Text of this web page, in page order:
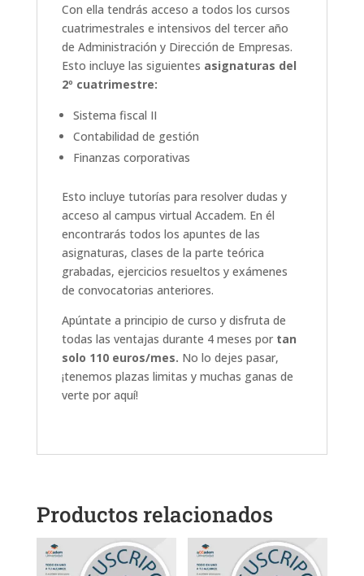
Con ella tendrás acceso a todos los cursos
cuatrimestrales e intensivos del tercer año
de Administración y Dirección de Empresas.
Esto incluye las siguientes asignaturas del
2º cuatrimestre:
Sistema fiscal II
Contabilidad de gestión
Finanzas corporativas
Esto incluye tutorías para resolver dudas y
acceso al campus virtual Accadem. En él
encontrarás todos los apuntes de las
asignaturas, clases de la parte teórica
grabadas, ejercicios resueltos y exámenes
de convocatorias anteriores.
Apúntate a principio de curso y disfruta de
todas las ventajas durante 4 meses por tan
solo 110 euros/mes. No lo dejes pasar,
¡tenemos plazas limitas y muchas ganas de
verte por aquí!
Productos relacionados